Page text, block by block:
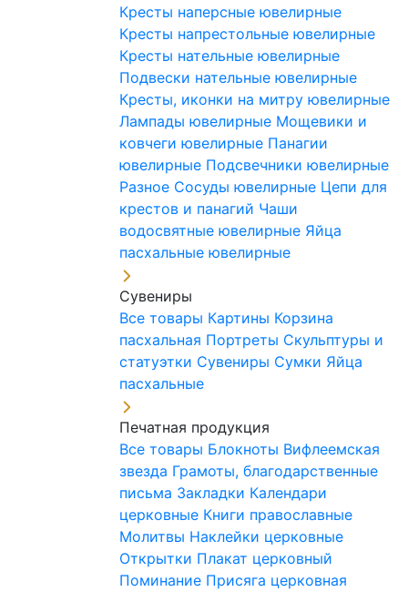
Кресты наперсные ювелирные
Кресты напрестольные ювелирные
Кресты нательные ювелирные
Подвески нательные ювелирные
Кресты, иконки на митру ювелирные
Лампады ювелирные Мощевики и
ковчеги ювелирные Панагии
ювелирные Подсвечники ювелирные
Разное Сосуды ювелирные Цепи для
крестов и панагий Чаши
водосвятные ювелирные Яйца
пасхальные ювелирные
Сувениры
Все товары Картины Корзина
пасхальная Портреты Скульптуры и
статуэтки Сувениры Сумки Яйца
пасхальные
Печатная продукция
Все товары Блокноты Вифлеемская
звезда Грамоты, благодарственные
письма Закладки Календари
церковные Книги православные
Молитвы Наклейки церковные
Открытки Плакат церковный
Поминание Присяга церковная